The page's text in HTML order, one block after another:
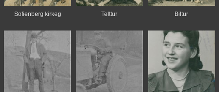
Sofienberg kirkeg Telttur Biltur